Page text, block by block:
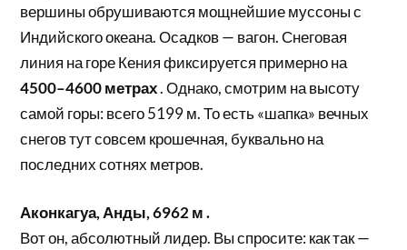
вершины обрушиваются мощнейшие муссоны с
Индийского океана. Осадков — вагон. Снеговая
линия на горе Кения фиксируется примерно на
4500–4600 метрах. Однако, смотрим на высоту
самой горы: всего 5199 м. То есть «шапка» вечных
снегов тут совсем крошечная, буквально на
последних сотнях метров.
Аконкагуа, Анды, 6962 м .
Вот он, абсолютный лидер. Вы спросите: как так —